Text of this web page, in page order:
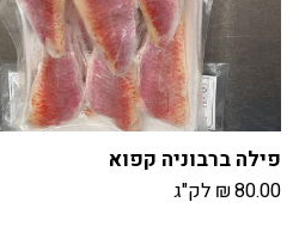
פילה ברבוניה קפוא
₪80.00 לק"ג